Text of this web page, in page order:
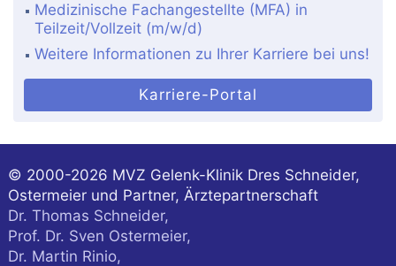
Medizinische Fachangestellte (MFA) in
Teilzeit/Vollzeit (m/w/d)
Weitere Informationen zu Ihrer Karriere bei uns!
Karriere-Portal
© 2000-2026 MVZ Gelenk-Klinik Dres Schneider,
Ostermeier und Partner, Ärztepartnerschaft
Dr. Thomas Schneider,
Prof. Dr. Sven Ostermeier,
Dr. Martin Rinio,